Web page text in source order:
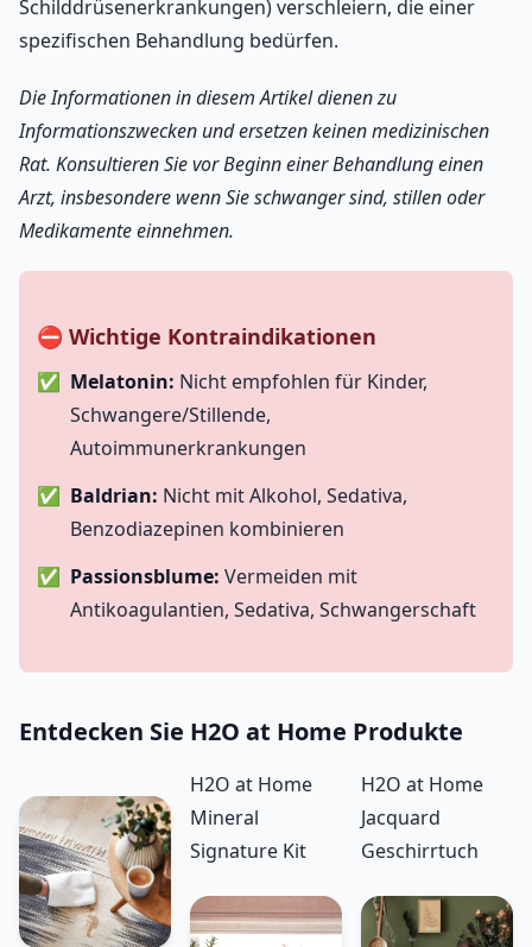
Schilddrüsenerkrankungen) verschleiern, die einer
spezifischen Behandlung bedürfen.
Die Informationen in diesem Artikel dienen zu
Informationszwecken und ersetzen keinen medizinischen
Rat. Konsultieren Sie vor Beginn einer Behandlung einen
Arzt, insbesondere wenn Sie schwanger sind, stillen oder
Medikamente einnehmen.
⛔ Wichtige Kontraindikationen
Melatonin: Nicht empfohlen für Kinder,
Schwangere/Stillende,
Autoimmunerkrankungen
Baldrian: Nicht mit Alkohol, Sedativa,
Benzodiazepinen kombinieren
Passionsblume: Vermeiden mit
Antikoagulantien, Sedativa, Schwangerschaft
Entdecken Sie H2O at Home Produkte
H2O at Home
Mineral
Signature Kit
H2O at Home
Jacquard
Geschirrtuch